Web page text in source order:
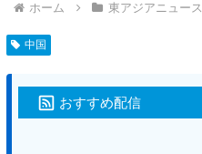
ホーム 東アジアニュース
中国
おすすめ配信